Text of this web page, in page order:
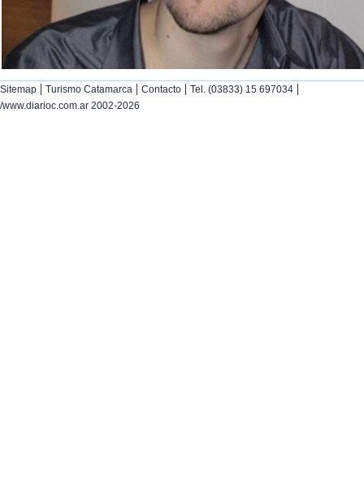
Sitemap | Turismo Catamarca | Contacto | Tel. (03833) 15 697034 |
/www.diarioc.com.ar 2002-2026